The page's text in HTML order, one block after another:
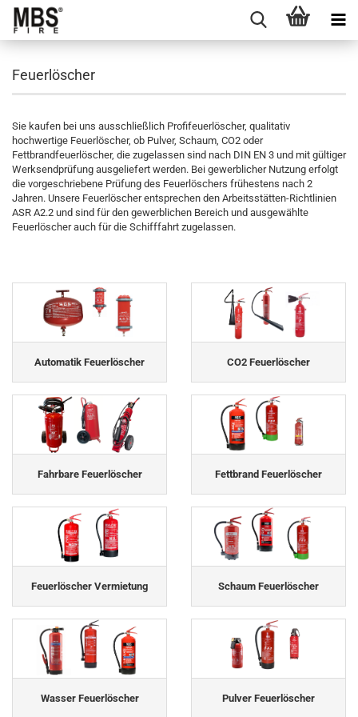
Feuerlöscher
Sie kaufen bei uns ausschließlich Profifeuerlöscher, qualitativ
hochwertige Feuerlöscher, ob Pulver, Schaum, CO2 oder
Fettbrandfeuerlöscher, die zugelassen sind nach DIN EN 3 und mit gültiger
Werksendprüfung ausgeliefert werden. Bei gewerblicher Nutzung erfolgt
die vorgeschriebene Prüfung des Feuerlöschers frühestens nach 2
Jahren. Unsere Feuerlöscher entsprechen den Arbeitsstätten-Richtlinien
ASR A2.2 und sind für den gewerblichen Bereich und ausgewählte
Feuerlöscher auch für die Schifffahrt zugelassen.
Automatik Feuerlöscher CO2 Feuerlöscher
Fahrbare Feuerlöscher Fettbrand Feuerlöscher
Feuerlöscher Vermietung Schaum Feuerlöscher
Wasser Feuerlöscher Pulver Feuerlöscher